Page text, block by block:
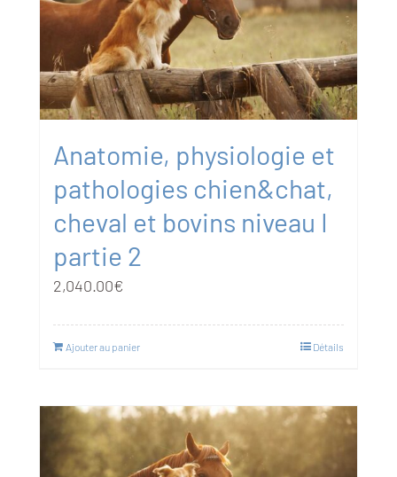
Anatomie, physiologie et
pathologies chien&chat,
cheval et bovins niveau I
partie 2
2,040.00€
Ajouter au panier Détails